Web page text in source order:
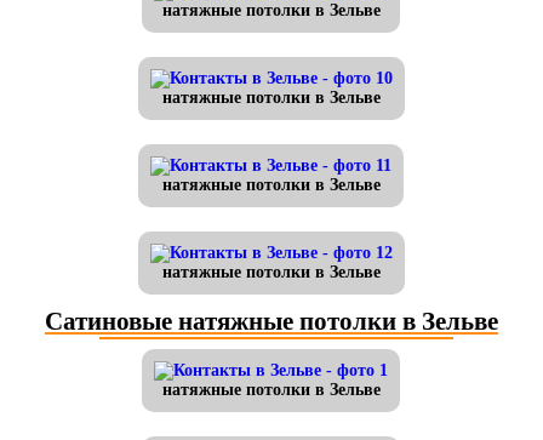
натяжные потолки в Зельве
натяжные потолки в Зельве
натяжные потолки в Зельве
натяжные потолки в Зельве
Сатиновые натяжные потолки в Зельве
натяжные потолки в Зельве